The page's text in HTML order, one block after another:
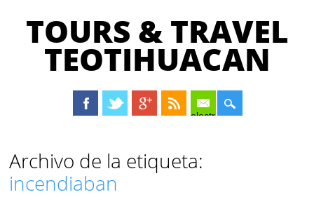
TOURS & TRAVEL
TEOTIHUACAN
electrónico
Menú principal
al
contenido
Archivo de la etiqueta:
incendiaban